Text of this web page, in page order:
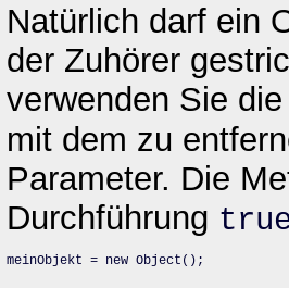
Natürlich darf ein
der Zuhörer
verwenden Sie
mit dem zu
Parameter. Die
Durchführung
meinObjekt = new Object();